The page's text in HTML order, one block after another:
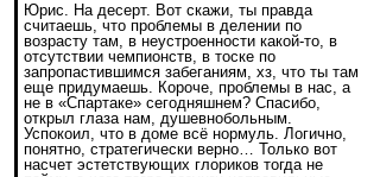
Юрис. На десерт. Вот скажи, ты правда
считаешь, что проблемы в делении по
возрасту там, в неустроенности какой-то, в
отсутствии чемпионств, в тоске по
запропастившимся забеганиям, хз, что ты там
еще придумаешь. Короче, проблемы в нас, а
не в «Спартаке» сегодняшнем? Спасибо,
открыл глаза нам, душевнобольным.
Успокоил, что в доме всё нормуль. Логично,
понятно, стратегически верно… Только вот
насчет эстетствующих глориков тогда не